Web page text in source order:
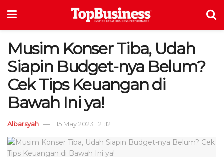
Musim Konser Tiba, Udah
Siapin Budget-nya Belum?
Cek Tips Keuangan di
Bawah Ini ya!
Albarsyah 15 May 2023 | 21:12